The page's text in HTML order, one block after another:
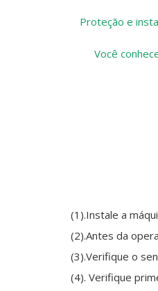
Proteção e
Você
(1).Instale a
(2).Antes da
(3).Verifique o
(4). Verifique